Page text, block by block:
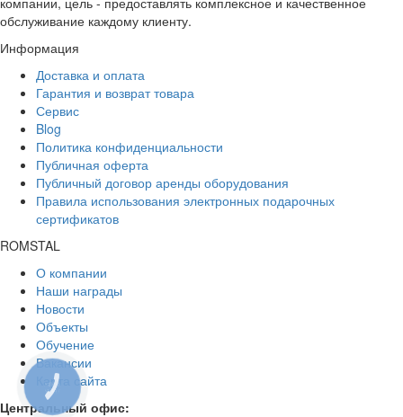
обслуживание каждому клиенту.
Информация
Доставка и оплата
Гарантия и возврат товара
Сервис
Blog
Политика конфиденциальности
Публичная оферта
Публичный договор аренды оборудования
Правила использования электронных подарочных
сертификатов
ROMSTAL
О компании
Наши награды
Новости
Объекты
Обучение
Вакансии
Карта сайта
Центральный офис:
КНОПКА
ЗВ'ЯЗКУ